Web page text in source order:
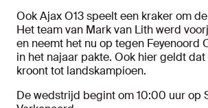
Ook Ajax O13 speelt een kraker om
Het team van Mark van Lith werd
en neemt het nu op tegen Feyenoord
in het najaar pakte. Ook hier geldt
kroont tot landskampioen.
De wedstrijd begint om 10:00 uur op